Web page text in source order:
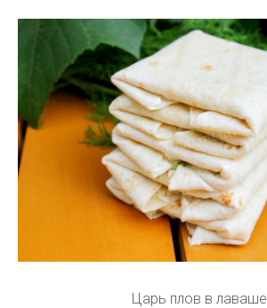
Царь плов в лаваше